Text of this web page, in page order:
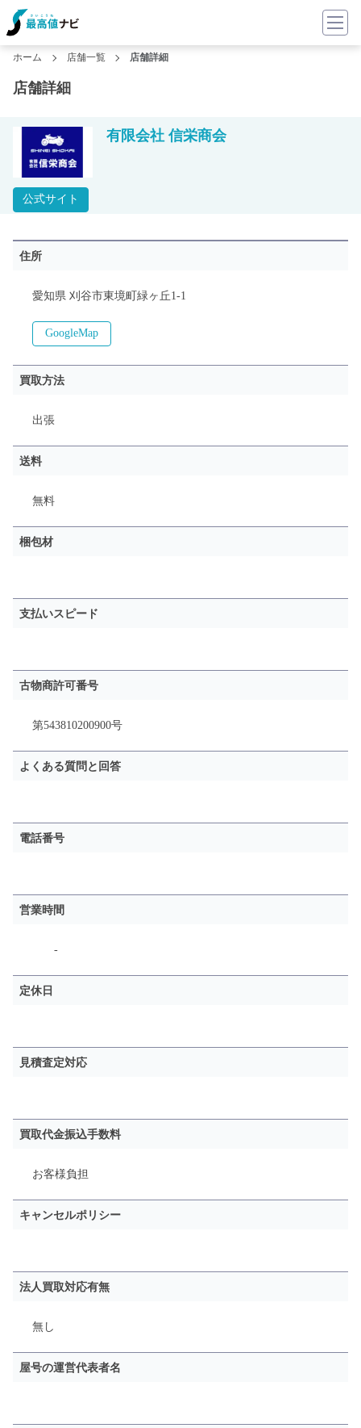
ホーム 店舗一覧 店舗詳細
店舗詳細
公式サイト
有限会社 信栄商会
住所
愛知県 刈谷市東境町緑ヶ丘1-1
GoogleMap
買取方法
出張
送料
無料
梱包材
支払いスピード
古物商許可番号
第543810200900号
よくある質問と回答
電話番号
営業時間
-
定休日
見積査定対応
買取代金振込手数料
お客様負担
キャンセルポリシー
法人買取対応有無
無し
屋号の運営代表者名